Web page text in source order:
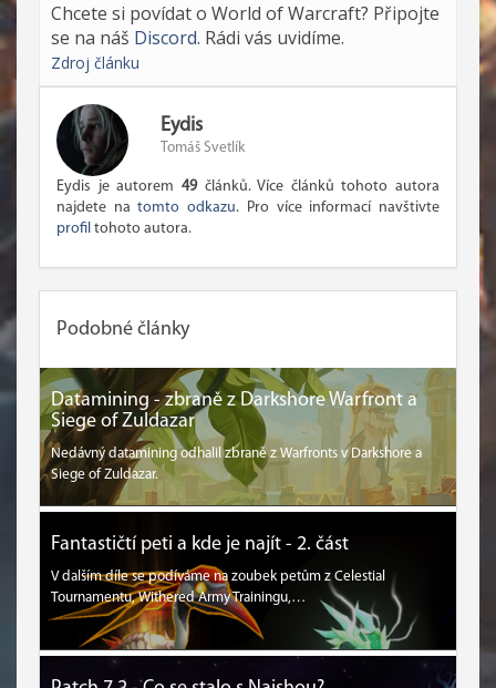
Chcete si povídat o World of Warcraft? Připojte
se na náš Discord. Rádi vás uvidíme.
Zdroj článku
Eydis
Tomáš Svetlík
Eydis je autorem 49článků. Více článků tohoto autora
najdete natomto odkazu. Pro více informací navštivte
profil tohoto autora.
Podobné články
Datamining - zbraně z Darkshore Warfront a
Siege of Zuldazar
Nedávný datamining odhalil zbraně z Warfronts v Darkshore a
Siege of Zuldazar.
Fantastičtí peti a kde je najít - 2. část
V dalším díle se podíváme na zoubek petům z Celestial
Tournamentu, Withered Army Trainingu,…